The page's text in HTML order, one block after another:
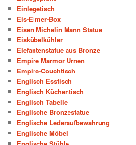
Einlegetisch
Eis-Eimer-Box
Eisen Michelin Mann Statue
Eiskübelkühler
Elefantenstatue aus Bronze
Empire Marmor Urnen
Empire-Couchtisch
Englisch Esstisch
Englisch Küchentisch
Englisch Tabelle
Englische Bronzestatue
Englische Lederaufbewahrung
Englische Möbel